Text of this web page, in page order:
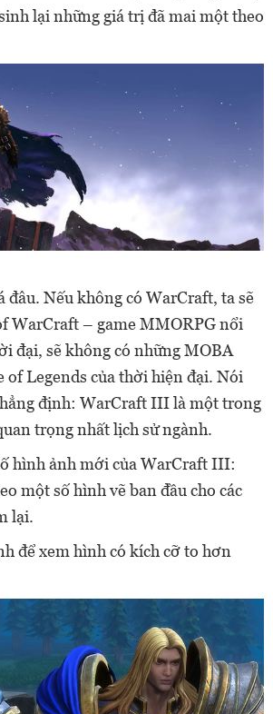
lại những giá trị đã mai một theo
đâu. Nếu không có WarCraft, ta sẽ
WarCraft – game MMORPG nổi
đại, sẽ không có những MOBA
of Legends của thời hiện đại. Nói
định: WarCraft III là một trong
trọng nhất lịch sử ngành.
hình ảnh mới của WarCraft III:
một số hình vẽ ban đầu cho các
lại.
để xem hình có kích cỡ to hơn